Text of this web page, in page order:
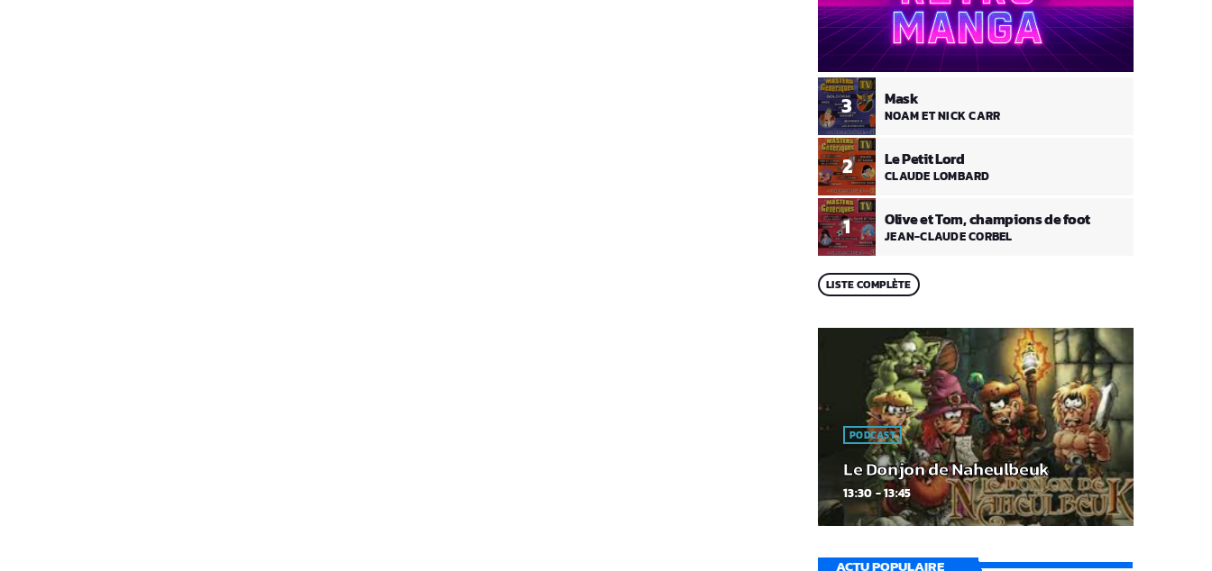
1 Olive et Tom, champions de foot
JEAN-CLAUDE CORBEL
2 Le Petit Lord
CLAUDE LOMBARD
3 Mask
NOAM ET NICK CARR
LISTE COMPLÈTE
PODCAST
Le Donjon de Naheulbeuk
13:30 - 13:45
ACTU POPULAIRE